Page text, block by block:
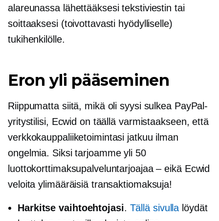
alareunassa lähettääksesi tekstiviestin tai
soittaaksesi (toivottavasti hyödylliselle)
tukihenkilölle.
Eron yli pääseminen
Riippumatta siitä, mikä oli syysi sulkea PayPal-
yritystilisi, Ecwid on täällä varmistaakseen, että
verkkokauppaliiketoimintasi jatkuu ilman
ongelmia. Siksi tarjoamme yli 50
luottokorttimaksupalveluntarjoajaa – eikä Ecwid
veloita ylimääräisiä transaktiomaksuja!
Harkitse vaihtoehtojasi. Tällä sivulla löydät